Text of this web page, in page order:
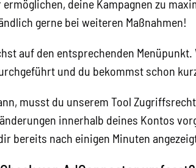
deine Kampagnen zu
gerne bei weiteren Maßnahmen!
auf den entsprechenden
und du bekommst schon
musst du unserem Tool
innerhalb deines Kontos
bereits nach einigen Minuten